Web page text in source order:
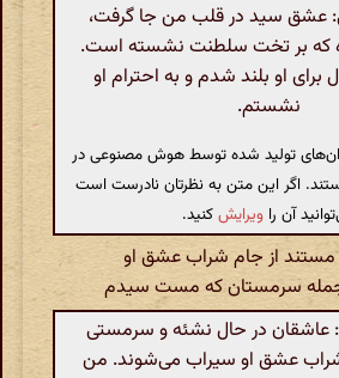
سید در قلب من جا گرفت،
که بر تخت سلطنت نشسته است.
او بلند شدم و به احترام او
نشستم.
تولید شده توسط هوش مصنوعی در
اگر این متن به نظرتان نادرست است
آن را ویرایشکنید.
از جام شراب عشق او
سرمستان که مست سیدم
در حال نشئه و سرمستی
شراب عشق او سیراب می‌شوند. من